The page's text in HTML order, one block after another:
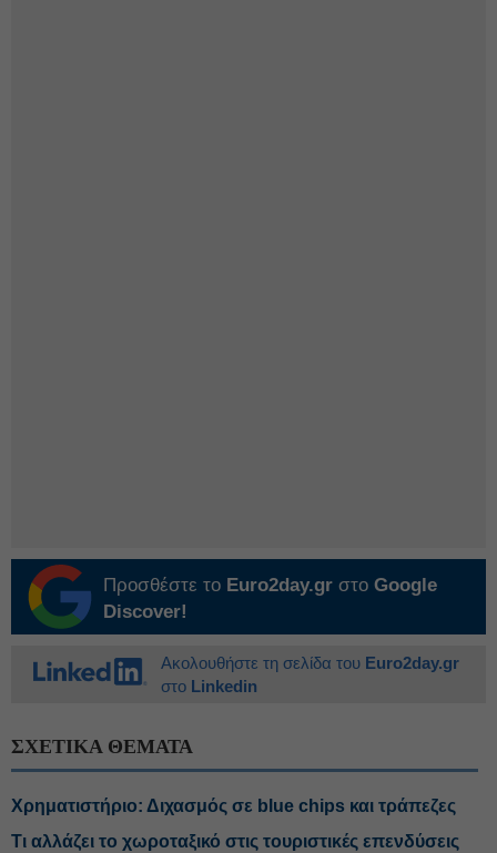
Προσθέστε το Euro2day.gr στο Google
Discover!
Ακολουθήστε τη σελίδα του Euro2day.gr
στο Linkedin
ΣΧΕΤΙΚΑ ΘΕΜΑΤΑ
Χρηματιστήριο: Διχασμός σε blue chips και τράπεζες
Τι αλλάζει το χωροταξικό στις τουριστικές επενδύσεις